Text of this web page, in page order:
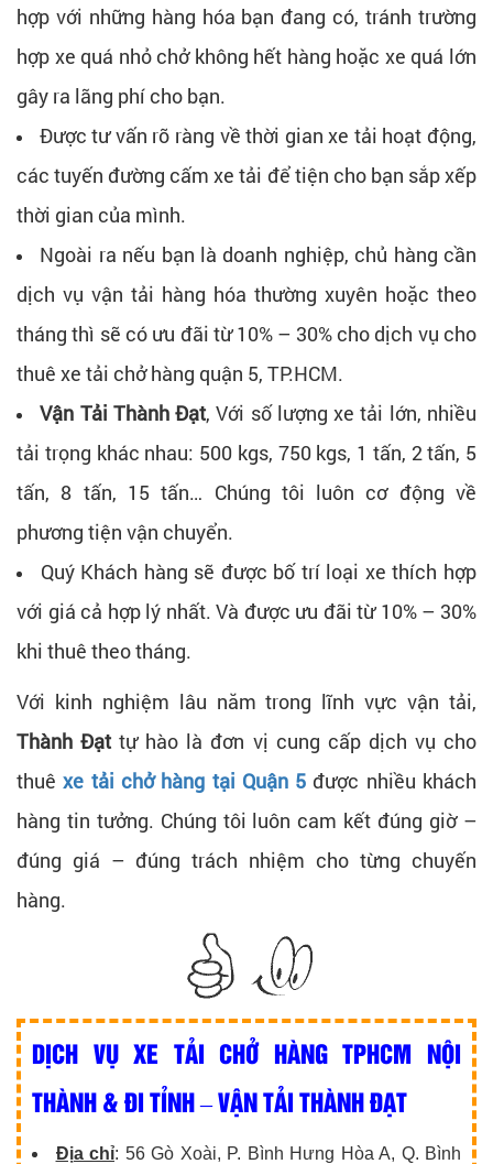
hợp với những hàng hóa bạn đang có, tránh trường
hợp xe quá nhỏ chở không hết hàng hoặc xe quá lớn
gây ra lãng phí cho bạn.
Được tư vấn rõ ràng về thời gian xe tải hoạt động,
các tuyến đường cấm xe tải để tiện cho bạn sắp xếp
thời gian của mình.
Ngoài ra nếu bạn là doanh nghiệp, chủ hàng cần
dịch vụ vận tải hàng hóa thường xuyên hoặc theo
tháng thì sẽ có ưu đãi từ 10% – 30% cho dịch vụ cho
thuê xe tải chở hàng quận 5, TP.HCM.
Vận Tải Thành Đạt, Với số lượng xe tải lớn, nhiều
tải trọng khác nhau: 500 kgs, 750 kgs, 1 tấn, 2 tấn, 5
tấn, 8 tấn, 15 tấn… Chúng tôi luôn cơ động về
phương tiện vận chuyển.
Quý Khách hàng sẽ được bố trí loại xe thích hợp
với giá cả hợp lý nhất. Và được ưu đãi từ 10% – 30%
khi thuê theo tháng.
Với kinh nghiệm lâu năm trong lĩnh vực vận tải,
Thành Đạt tự hào là đơn vị cung cấp dịch vụ cho
thuêxe tải chở hàng tại Quận 5 được nhiều khách
hàng tin tưởng. Chúng tôi luôn cam kết đúng giờ –
đúng giá – đúng trách nhiệm cho từng chuyến
hàng.
DỊCH VỤ XE TẢI CHỞ HÀNG TPHCM NỘI
THÀNH & ĐI TỈNH – VẬN TẢI THÀNH ĐẠT
Địa chỉ: 56 Gò Xoài, P. Bình Hưng Hòa A, Q. Bình